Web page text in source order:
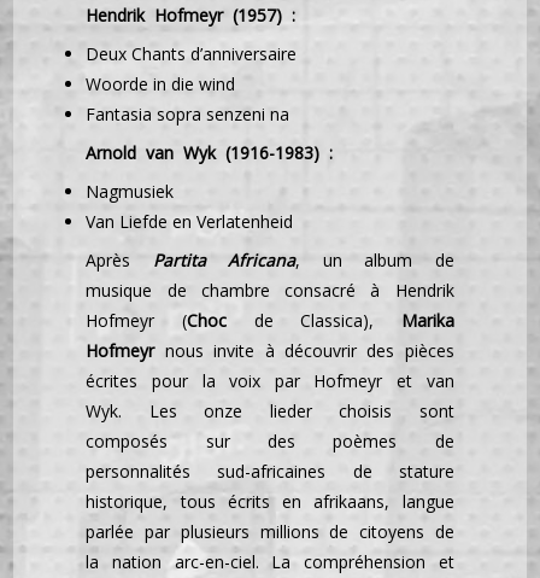
Hendrik Hofmeyr (1957) :
Deux Chants d’anniversaire
Woorde in die wind
Fantasia sopra senzeni na
Arnold van Wyk (1916-1983) :
Nagmusiek
Van Liefde en Verlatenheid
Après Partita Africana, un album de
musique de chambre consacré à Hendrik
Hofmeyr (Chocde Classica), Marika
Hofmeyrnous invite à découvrir des pièces
écrites pour la voix par Hofmeyr et van
Wyk. Les onze lieder choisis sont
composés sur des poèmes de
personnalités sud-africaines de stature
historique, tous écrits en afrikaans, langue
parlée par plusieurs millions de citoyens de
la nation arc-en-ciel. La compréhension et